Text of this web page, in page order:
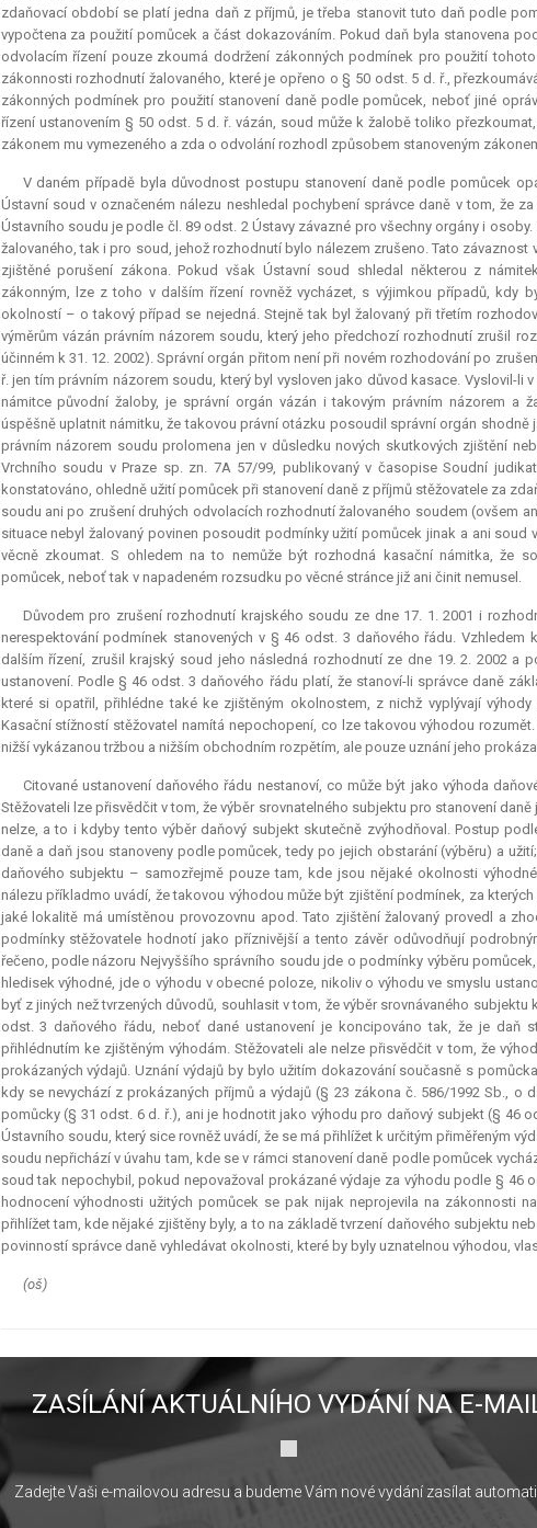
zdaňovací období se platí jedna daň z příjmů, je třeba stanovit tuto daň podle
vypočtena za použití pomůcek a část dokazováním. Pokud daň byla stanovena
odvolacím řízení pouze zkoumá dodržení zákonných podmínek pro použití
zákonnosti rozhodnutí žalovaného, které je opřeno o § 50 odst. 5 d. ř.,
zákonných podmínek pro použití stanovení daně podle pomůcek, neboť jiné
řízení ustanovením § 50 odst. 5 d. ř. vázán, soud může k žalobě toliko
zákonem mu vymezeného a zda o odvolání rozhodl způsobem stanoveným
V daném případě byla důvodnost postupu stanovení daně podle pomůcek
Ústavní soud v označeném nálezu neshledal pochybení správce daně v tom, že
Ústavního soudu je podle čl. 89 odst. 2 Ústavy závazné pro všechny orgány i
žalovaného, tak i pro soud, jehož rozhodnutí bylo nálezem zrušeno. Tato
zjištěné porušení zákona. Pokud však Ústavní soud shledal některou z
zákonným, lze z toho v dalším řízení rovněž vycházet, s výjimkou případů, kdy
okolností – o takový případ se nejedná. Stejně tak byl žalovaný při třetím
výměrům vázán právním názorem soudu, který jeho předchozí rozhodnutí zrušil
účinném k 31. 12. 2002). Správní orgán přitom není při novém rozhodování po
ř. jen tím právním názorem soudu, který byl vysloven jako důvod kasace. Vyslovil-
námitce původní žaloby, je správní orgán vázán i takovým právním názorem a
úspěšně uplatnit námitku, že takovou právní otázku posoudil správní orgán
právním názorem soudu prolomena jen v důsledku nových skutkových zjištění
Vrchního soudu v Praze sp. zn. 7A 57/99, publikovaný v časopise Soudní
konstatováno, ohledně užití pomůcek při stanovení daně z příjmů stěžovatele za
soudu ani po zrušení druhých odvolacích rozhodnutí žalovaného soudem (ovšem
situace nebyl žalovaný povinen posoudit podmínky užití pomůcek jinak a ani
věcně zkoumat. S ohledem na to nemůže být rozhodná kasační námitka, že
pomůcek, neboť tak v napadeném rozsudku po věcné stránce již ani činit nemusel.
Důvodem pro zrušení rozhodnutí krajského soudu ze dne 17. 1. 2001 i
nerespektování podmínek stanovených v § 46 odst. 3 daňového řádu. Vzhledem
dalším řízení, zrušil krajský soud jeho následná rozhodnutí ze dne 19. 2. 2002 a
ustanovení. Podle § 46 odst. 3 daňového řádu platí, že stanoví-li správce daně
které si opatřil, přihlédne také ke zjištěným okolnostem, z nichž vyplývají
Kasační stížností stěžovatel namítá nepochopení, co lze takovou výhodou
nižší vykázanou tržbou a nižším obchodním rozpětím, ale pouze uznání jeho
Citované ustanovení daňového řádu nestanoví, co může být jako výhoda
Stěžovateli lze přisvědčit v tom, že výběr srovnatelného subjektu pro stanovení
nelze, a to i kdyby tento výběr daňový subjekt skutečně zvýhodňoval. Postup
daně a daň jsou stanoveny podle pomůcek, tedy po jejich obstarání (výběru) a
daňového subjektu – samozřejmě pouze tam, kde jsou nějaké okolnosti
nálezu příkladmo uvádí, že takovou výhodou může být zjištění podmínek, za
jaké lokalitě má umístěnou provozovnu apod. Tato zjištění žalovaný provedl a
podmínky stěžovatele hodnotí jako příznivější a tento závěr odůvodňují
řečeno, podle názoru Nejvyššího správního soudu jde o podmínky výběru
hledisek výhodné, jde o výhodu v obecné poloze, nikoliv o výhodu ve smyslu
byť z jiných než tvrzených důvodů, souhlasit v tom, že výběr srovnávaného
odst. 3 daňového řádu, neboť dané ustanovení je koncipováno tak, že je daň
přihlédnutím ke zjištěným výhodám. Stěžovateli ale nelze přisvědčit v tom, že
prokázaných výdajů. Uznání výdajů by bylo užitím dokazování současně s
kdy se nevychází z prokázaných příjmů a výdajů (§ 23 zákona č. 586/1992 Sb.,
pomůcky (§ 31 odst. 6 d. ř.), ani je hodnotit jako výhodu pro daňový subjekt (§ 46
Ústavního soudu, který sice rovněž uvádí, že se má přihlížet k určitým přiměřeným
soudu nepřichází v úvahu tam, kde se v rámci stanovení daně podle pomůcek
soud tak nepochybil, pokud nepovažoval prokázané výdaje za výhodu podle § 46
hodnocení výhodnosti užitých pomůcek se pak nijak neprojevila na zákonnosti
přihlížet tam, kde nějaké zjištěny byly, a to na základě tvrzení daňového subjektu
povinností správce daně vyhledávat okolnosti, které by byly uznatelnou výhodou,
(oš)
ZASÍLÁNÍ AKTUÁLNÍHO VYDÁNÍ NA E-
Zadejte Vaši e-mailovou adresu a budeme Vám nové vydání zasílat